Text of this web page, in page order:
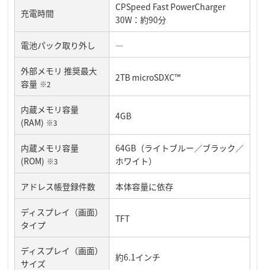
充電時間
CPSpeed Fast PowerCharger
30W：約90分
電池パック取り外し ―
外部メモリ 推奨最大
容量 ※2
2TB microSDXC™
内蔵メモリ容量
(RAM) ※3
4GB
内蔵メモリ容量
(ROM) ※3
64GB（ライトブルー／ブラック／
ホワイト）
アドレス帳登録件数 本体容量に依存
ディスプレイ（画面）
タイプ
TFT
ディスプレイ（画面）
サイズ
約6.1インチ